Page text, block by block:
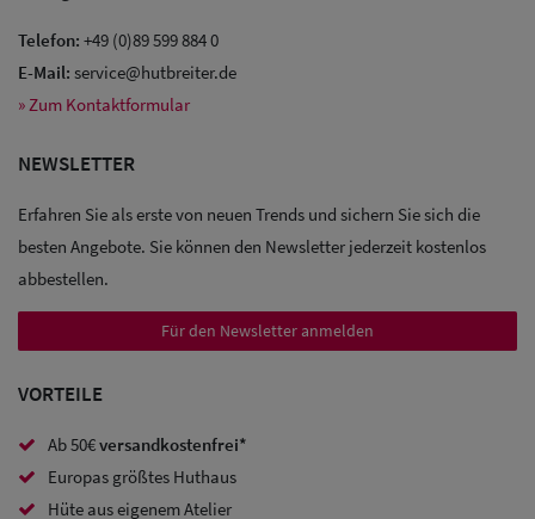
Sale: Caps
Sale:
Caps
Sale: Army
Caps
Sale: Caps
Telefon: +49 (0)89 599 884 0
E-Mail: service@hutbreiter.de
» Zum Kontaktformular
NEWSLETTER
Erfahren Sie als erste von neuen Trends und sichern Sie sich die
besten Angebote. Sie können den Newsletter jederzeit kostenlos
abbestellen.
Für den Newsletter anmelden
VORTEILE
Ab 50€versandkostenfrei*
Europas größtes Huthaus
Hüte aus eigenem Atelier